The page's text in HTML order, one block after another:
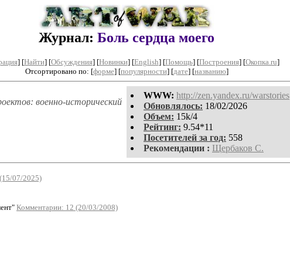
Журнал: Боль сердца моего
] [Найти] [Обсуждения] [Новинки] [English] [Помощь] [Построения] [Окопка.ru]
Отсортировано по: [форме] [популярности] [дате] [названию]
WWW: http://zen.yandex.ru/warstories
Обновлялось: 18/02/2026
Объем: 15k/4
Рейтинг: 9.54*11
Посетителей за год: 558
Рекомендации : Щербаков С.
военно-исторический
07/2025)
Комментарии: 12 (20/03/2008)